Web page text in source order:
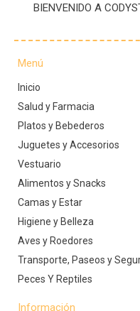
BIENVENIDO A
Menú
Inicio
Salud y Farmacia
Platos y Bebederos
Juguetes y Accesorios
Vestuario
Alimentos y Snacks
Camas y Estar
Higiene y Belleza
Aves y Roedores
Transporte, Paseos y
Peces Y Reptiles
Información